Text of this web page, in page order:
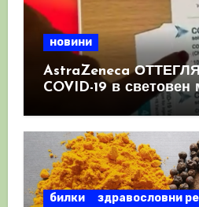
новини
AstraZeneca
COVID-19 в
като призна, че те
билки
здравословни